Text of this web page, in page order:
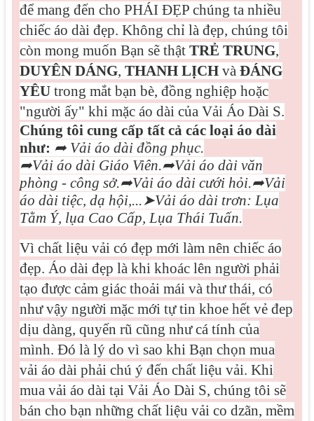
để mang đến cho PHÁI ĐẸP chúng ta nhiều
chiếc áo dài đẹp. Không chỉ là đẹp, chúng tôi
còn mong muốn Bạn sẽ thật TRẺ TRUNG,
DUYÊN DÁNG, THANH LỊCHvà ĐÁNG
YÊUtrong mắt bạn bè, đồng nghiệp hoặc
"người ấy" khi mặc áo dài của Vải Áo Dài S.
Chúng tôi cung cấp tất cả các loại áo dài
như: ➦Vải áo dài đồng phục.
➦Vải áo dài Giáo Viên.➦Vải áo dài văn
phòng - công sở.➦Vải áo dài cưới hỏi.➦Vải
áo dài tiệc, dạ hội,...➤Vải áo dài trơn: Lụa
Tằm Ý, lụa Cao Cấp, Lụa Thái Tuấn.
Vì chất liệu vải có đẹp mới làm nên chiếc áo
đẹp. Áo dài đẹp là khi khoác lên người phải
tạo được cảm giác thoải mái và thư thái, có
như vậy người mặc mới tự tin khoe hết vẻ đep
dịu dàng, quyến rũ cũng như cá tính của
mình. Đó là lý do vì sao khi Bạn chọn mua
vải áo dài phải chú ý đến chất liệu vải. Khi
mua vải áo dài tại Vải Áo Dài S, chúng tôi sẽ
bán cho bạn những chất liệu vải co dzãn, mềm